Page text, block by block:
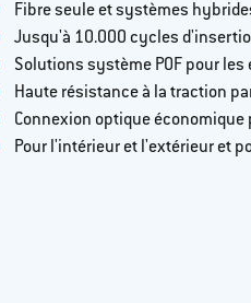
Fibre seule et systèmes
Jusqu'à 10.000 cycles
Solutions système POF pour
Haute résistance à la traction
Connexion optique
Pour l'intérieur et l'extérieur et